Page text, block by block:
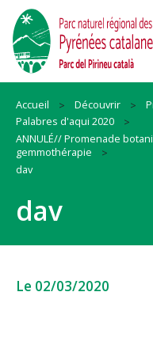
Accueil Découvrir
Palabres d'aqui 2020
ANNULÉ// Promenade
gemmothérapie
dav
dav
Le 02/03/2020